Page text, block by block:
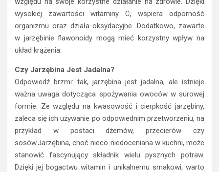
wysokiej zawartości witaminy C, wspiera odporność
organizmu oraz działa oksydacyjne. Dodatkowo, zawarte
w jarzębinie flawonoidy mogą mieć korzystny wpływ na
układ krążenia.
Czy Jarzębina Jest Jadalna?
Odpowiedź brzmi: tak, jarzębina jest jadalna, ale istnieje
ważna uwaga dotycząca spożywania owoców w surowej
formie. Ze względu na kwasowość i cierpkość jarzębiny,
zaleca się ich używanie po odpowiednim przetworzeniu, na
przykład w postaci dżemów, przecierów czy
sosów.Jarzębina, choć nieco niedoceniana w kuchni, może
stanowić fascynujący składnik wielu pysznych potraw.
Dzięki jej bogactwu witamin i unikalnemu smakowi, warto